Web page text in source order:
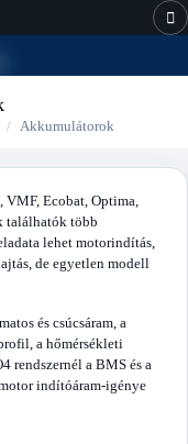
Akkumulátorok
Ecobat, Optima,
találhatók több
lehet motorindítás,
de egyetlen modell
és csúcsáram, a
a hőmérsékleti
rendszernél a BMS és a
indítóáram-igénye